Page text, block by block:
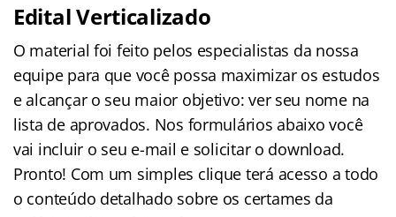
Edital Verticalizado
O material foi feito pelos especialistas da nossa
equipe para que você possa maximizar os estudos
e alcançar o seu maior objetivo: ver seu nome na
lista de aprovados. Nos formulários abaixo você
vai incluir o seu e-mail e solicitar o download.
Pronto! Com um simples clique terá acesso a todo
o conteúdo detalhado sobre os certames da